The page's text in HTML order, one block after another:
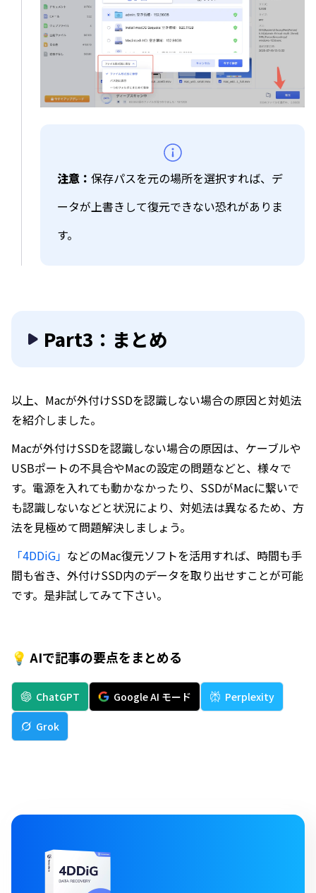
注意： 保存パスを元の場所を選択すれば、デ
ータが上書きして復元できない恐れがありま
す。
Part3：まとめ
以上、Macが外付けSSDを認識しない場合の原因と対処法
を紹介しました。
Macが外付けSSDを認識しない場合の原因は、ケーブルや
USBポートの不具合やMacの設定の問題などと、様々で
す。電源を入れても動かなかったり、SSDがMacに繋いで
も認識しないなどと状況により、対処法は異なるため、方
法を見極めて問題解決しましょう。
「4DDiG」 などのMac復元ソフトを活用すれば、時間も手
間も省き、外付けSSD内のデータを取り出せすことが可能
です。是非試してみて下さい。
💡 AIで記事の要点をまとめる
ChatGPT Google AI モード Perplexity
Grok